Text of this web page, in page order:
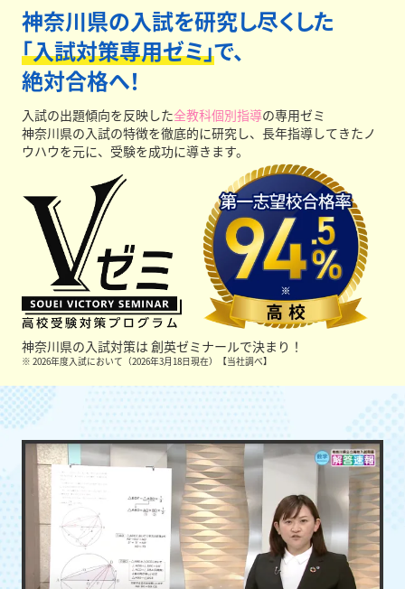
神奈川県の入試を研究し尽くした
「入試対策専用ゼミ」で、
絶対合格へ！
入試の出題傾向を反映した全教科個別指導の専用ゼミ
神奈川県の入試の特徴を徹底的に研究し、長年指導してきたノ
ウハウを元に、受験を成功に導きます。
神奈川県の入試対策は 創英ゼミナールで決まり！
※ 2026年度入試において（2026年3月18日現在）【当社調べ】